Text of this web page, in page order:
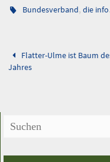
Bundesverband,die info.
Flatter-Ulme ist Baum
Jahres